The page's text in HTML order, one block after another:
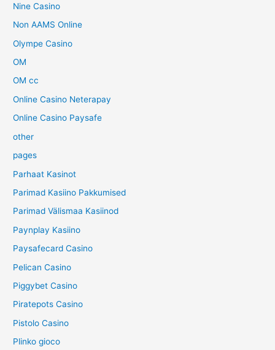
Nine Casino
Non AAMS Online
Olympe Casino
OM
OM cc
Online Casino Neterapay
Online Casino Paysafe
other
pages
Parhaat Kasinot
Parimad Kasiino Pakkumised
Parimad Välismaa Kasiinod
Paynplay Kasiino
Paysafecard Casino
Pelican Casino
Piggybet Casino
Piratepots Casino
Pistolo Casino
Plinko gioco